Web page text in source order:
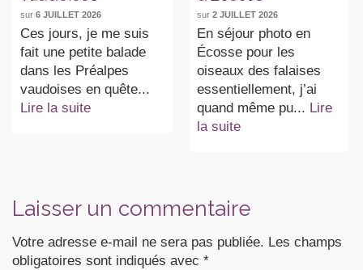
sur 6 JUILLET 2026
Ces jours, je me suis
fait une petite balade
dans les Préalpes
vaudoises en quête...
Lire la suite
sur 2 JUILLET 2026
En séjour photo en
Écosse pour les
oiseaux des falaises
essentiellement, j’ai
quand même pu... Lire
la suite
Laisser un commentaire
Votre adresse e-mail ne sera pas publiée. Les champs
obligatoires sont indiqués avec *